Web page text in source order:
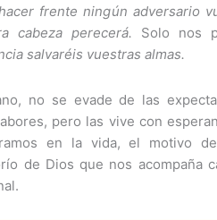
frente ningún adversario
cabeza perecerá. Solo nos
salvaréis vuestras almas.
no se evade de las
pero las vive con
en la vida, el motivo
de Dios que nos acompaña